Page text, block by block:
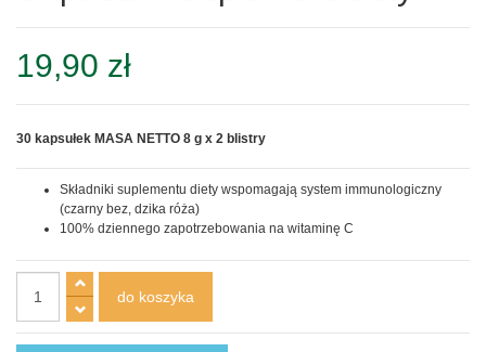
19,90 zł
30 kapsułek MASA NETTO 8 g x 2 blistry
Składniki suplementu diety wspomagają system immunologiczny
(czarny bez, dzika róża)
100% dziennego zapotrzebowania na witaminę C